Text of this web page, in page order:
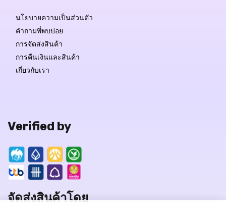
นโยบายความเป็นส่วนตัว
คำถามพี่พบบ่อย
การจัดส่งสินค้า
การคืนเงินและสินค้า
เกี่ยวกับเรา
Verified by
จัดส่งสินค้าโดย